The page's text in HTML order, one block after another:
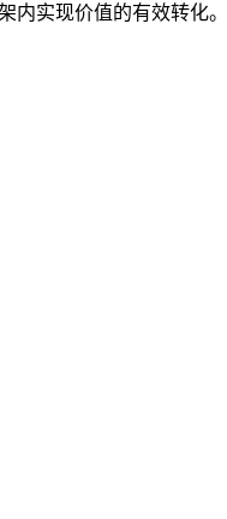
内实现价值的有效转化。